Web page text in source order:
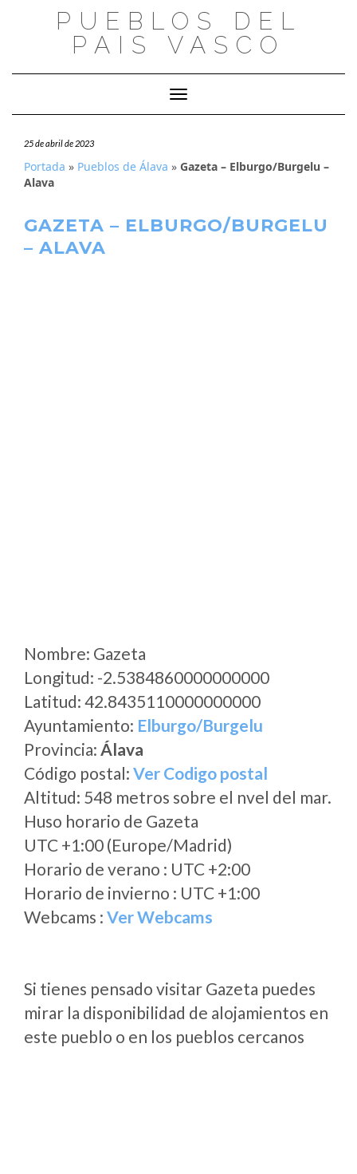
PUEBLOS DEL
PAIS VASCO
Cambiar modo de navegación
25 de abril de 2023
Portada » Pueblos de Álava » Gazeta – Elburgo/Burgelu –
Alava
GAZETA – ELBURGO/BURGELU
– ALAVA
Nombre: Gazeta
Longitud: -2.5384860000000000
Latitud: 42.8435110000000000
Ayuntamiento: Elburgo/Burgelu
Provincia: Álava
Código postal: Ver Codigo postal
Altitud: 548 metros sobre el nvel del mar.
Huso horario de Gazeta
UTC +1:00 (Europe/Madrid)
Horario de verano : UTC +2:00
Horario de invierno : UTC +1:00
Webcams : Ver Webcams
Si tienes pensado visitar Gazeta puedes
mirar la disponibilidad de alojamientos en
este pueblo o en los pueblos cercanos